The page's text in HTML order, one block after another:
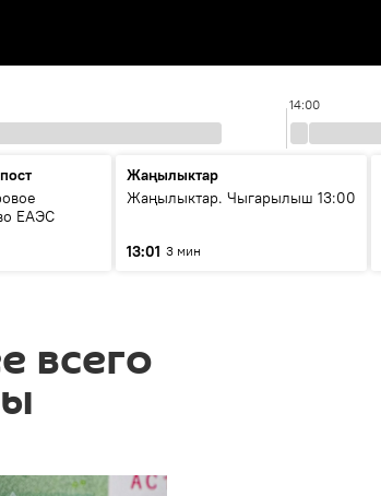
14:00
ЕАЭС
Жаңылыктар
Жаңылыктар. Чыгарылыш 13:00
13:01 3 мин
всего